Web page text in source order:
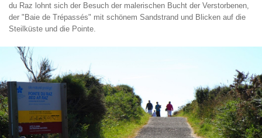
du Raz lohnt sich der Besuch der malerischen Bucht der Verstorbenen,
der "Baie de Trépassés" mit schönem Sandstrand und Blicken auf die
Steilküste und die Pointe.